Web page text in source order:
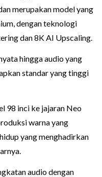
merupakan model yang
dengan teknologi
dan 8K AI Upscaling.
hingga audio yang
standar yang tinggi
98 inci ke jajaran Neo
warna yang
yang menghadirkan
audio dengan